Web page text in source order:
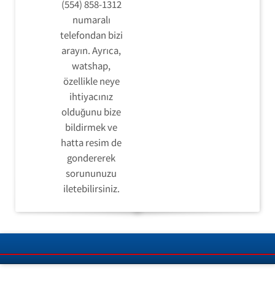
(554) 858-1312
numaralı
telefondan bizi
arayın. Ayrıca,
watshap,
özellikle neye
ihtiyacınız
olduğunu bize
bildirmek ve
hatta resim de
gondererek
sorununuzu
iletebilirsiniz.